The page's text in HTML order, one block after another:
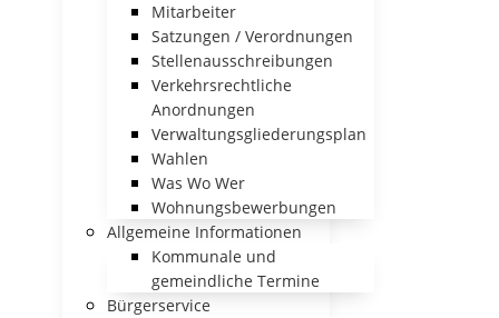
Mitarbeiter
Satzungen / Verordnungen
Stellenausschreibungen
Verkehrsrechtliche
Anordnungen
Verwaltungsgliederungsplan
Wahlen
Was Wo Wer
Wohnungsbewerbungen
Allgemeine Informationen
Kommunale und
gemeindliche Termine
Bürgerservice